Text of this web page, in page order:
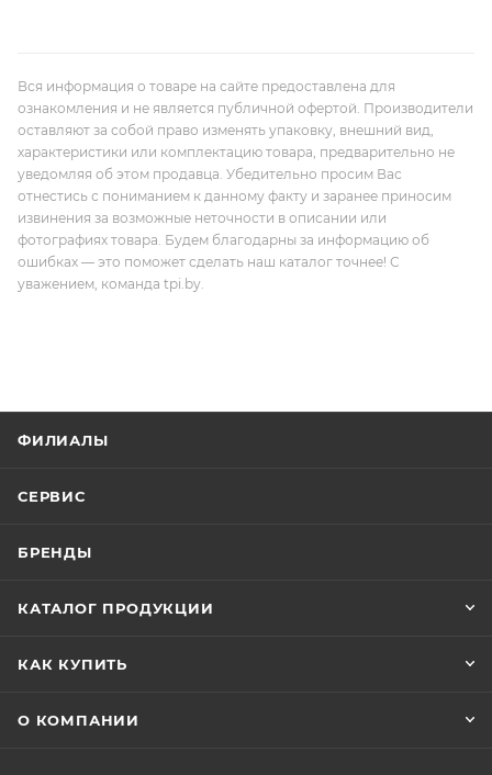
Вся информация о товаре на сайте предоставлена для
ознакомления и не является публичной офертой. Производители
оставляют за собой право изменять упаковку, внешний вид,
характеристики или комплектацию товара, предварительно не
уведомляя об этом продавца. Убедительно просим Вас
отнестись с пониманием к данному факту и заранее приносим
извинения за возможные неточности в описании или
фотографиях товара. Будем благодарны за информацию об
ошибках — это поможет сделать наш каталог точнее! С
уважением, команда tpi.by.
ФИЛИАЛЫ
СЕРВИС
БРЕНДЫ
КАТАЛОГ ПРОДУКЦИИ
КАК КУПИТЬ
О КОМПАНИИ